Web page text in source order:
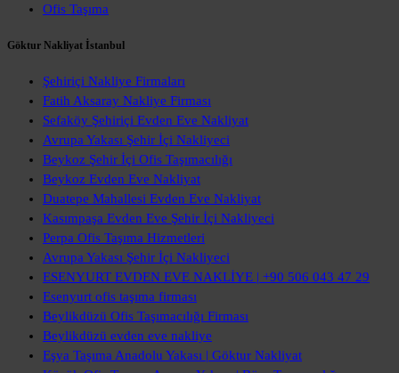
Ofis Taşıma
Göktur Nakliyat İstanbul
Şehiriçi Nakliye Firmaları
Fatih Aksaray Nakliye Firması
Sefaköy Şehiriçi Evden Eve Nakliyat
Avrupa Yakası Şehir İçi Nakliyeci
Beykoz Şehir İçi Ofis Taşımacılığı
Beykoz Evden Eve Nakliyat
Duatepe Mahallesi Evden Eve Nakliyat
Kasımpaşa Evden Eve Şehir İçi Nakliyeci
Perpa Ofis Taşıma Hizmetleri
Avrupa Yakası Şehir İçi Nakliyeci
ESENYURT EVDEN EVE NAKLİYE | +90 506 043 47 29
Esenyurt ofis taşıma firması
Beylikdüzü Ofis Taşımacılığı Firması
Beylikdüzü evden eve nakliye
Eşya Taşıma Anadolu Yakası | Göktur Nakliyat